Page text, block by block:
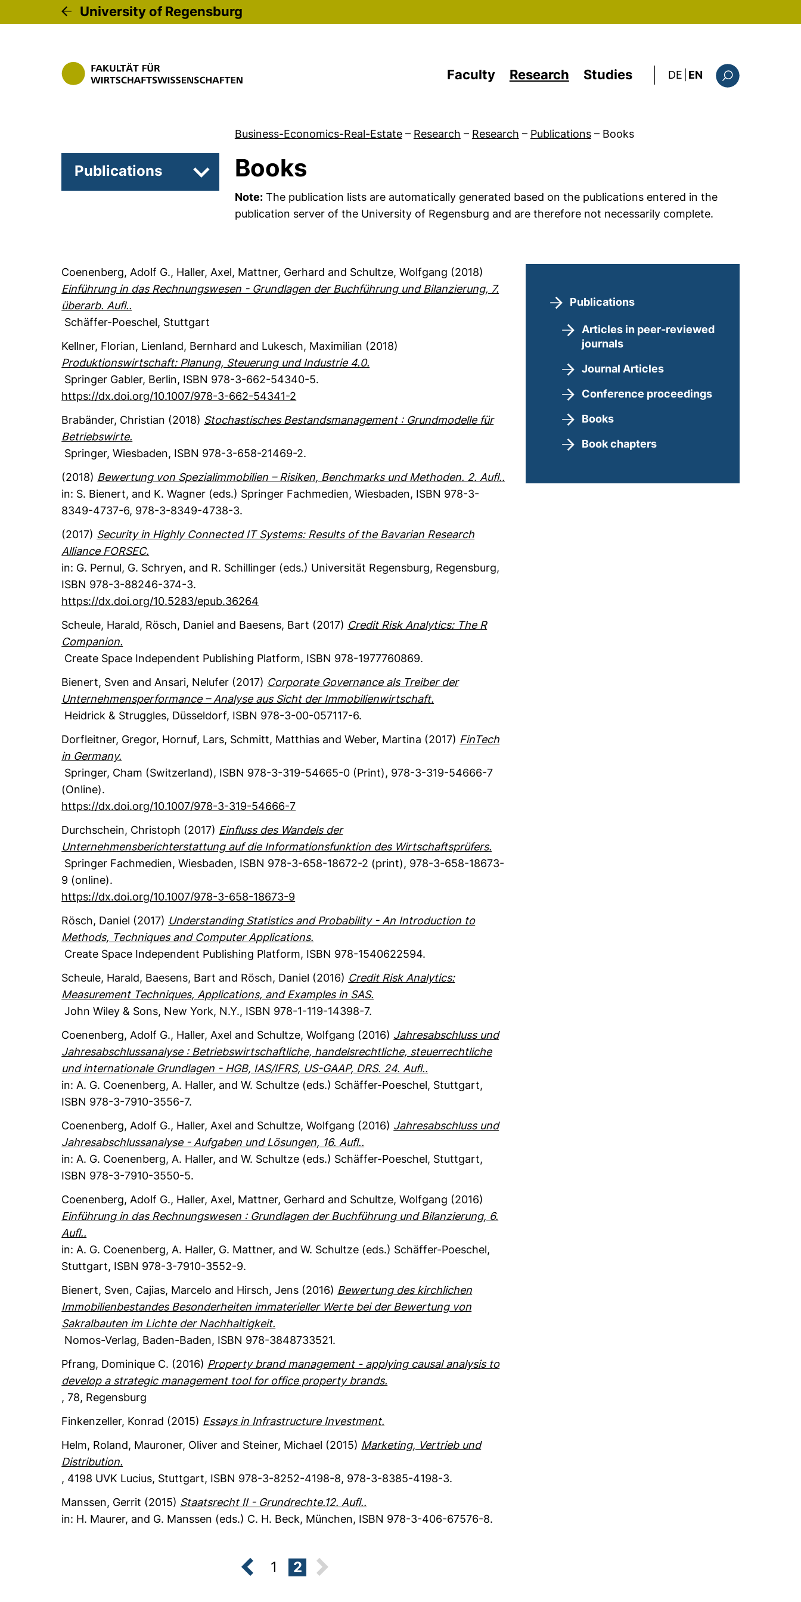
University of Regensburg
Faculty Research Studies DE: diese Seite auf
EN
Business-Economics-Real-Estate – Research – Research – Publications – Books
Publications Subpages of Articles in peer-reviewed journals
Books
Note:The publication lists are automatically generated based on the publications entered in the
publication server of the University of Regensburg and are therefore not necessarily complete.
Coenenberg, Adolf G., Haller, Axel, Mattner, Gerhard and Schultze, Wolfgang (2018)
Einführung in das Rechnungswesen - Grundlagen der Buchführung und Bilanzierung, 7.
überarb. Aufl..
Schäffer-Poeschel, Stuttgart
Kellner, Florian, Lienland, Bernhard and Lukesch, Maximilian (2018)
Produktionswirtschaft: Planung, Steuerung und Industrie 4.0.
Springer Gabler, Berlin, ISBN 978-3-662-54340-5.
https://dx.doi.org/10.1007/978-3-662-54341-2
Brabänder, Christian (2018) Stochastisches Bestandsmanagement : Grundmodelle für
Betriebswirte.
Springer, Wiesbaden, ISBN 978-3-658-21469-2.
(2018) Bewertung von Spezialimmobilien – Risiken, Benchmarks und Methoden. 2. Aufl..
in: S. Bienert, and K. Wagner (eds.) Springer Fachmedien, Wiesbaden, ISBN 978-3-
8349-4737-6, 978-3-8349-4738-3.
(2017) Security in Highly Connected IT Systems: Results of the Bavarian Research
Alliance FORSEC.
in: G. Pernul, G. Schryen, and R. Schillinger (eds.) Universität Regensburg, Regensburg,
ISBN 978-3-88246-374-3.
https://dx.doi.org/10.5283/epub.36264
Scheule, Harald, Rösch, Daniel and Baesens, Bart (2017) Credit Risk Analytics: The R
Companion.
Create Space Independent Publishing Platform, ISBN 978-1977760869.
Bienert, Sven and Ansari, Nelufer (2017) Corporate Governance als Treiber der
Unternehmensperformance – Analyse aus Sicht der Immobilienwirtschaft.
Heidrick & Struggles, Düsseldorf, ISBN 978-3-00-057117-6.
Dorfleitner, Gregor, Hornuf, Lars, Schmitt, Matthias and Weber, Martina (2017) FinTech
in Germany.
Springer, Cham (Switzerland), ISBN 978-3-319-54665-0 (Print), 978-3-319-54666-7
(Online).
https://dx.doi.org/10.1007/978-3-319-54666-7
Durchschein, Christoph (2017) Einfluss des Wandels der
Unternehmensberichterstattung auf die Informationsfunktion des Wirtschaftsprüfers.
Springer Fachmedien, Wiesbaden, ISBN 978-3-658-18672-2 (print), 978-3-658-18673-
9 (online).
https://dx.doi.org/10.1007/978-3-658-18673-9
Rösch, Daniel (2017) Understanding Statistics and Probability - An Introduction to
Methods, Techniques and Computer Applications.
Create Space Independent Publishing Platform, ISBN 978-1540622594.
Scheule, Harald, Baesens, Bart and Rösch, Daniel (2016) Credit Risk Analytics:
Measurement Techniques, Applications, and Examples in SAS.
John Wiley & Sons, New York, N.Y., ISBN 978-1-119-14398-7.
Coenenberg, Adolf G., Haller, Axel and Schultze, Wolfgang (2016) Jahresabschluss und
Jahresabschlussanalyse : Betriebswirtschaftliche, handelsrechtliche, steuerrechtliche
und internationale Grundlagen - HGB, IAS/IFRS, US-GAAP, DRS. 24. Aufl..
in: A. G. Coenenberg, A. Haller, and W. Schultze (eds.) Schäffer-Poeschel, Stuttgart,
ISBN 978-3-7910-3556-7.
Coenenberg, Adolf G., Haller, Axel and Schultze, Wolfgang (2016) Jahresabschluss und
Jahresabschlussanalyse - Aufgaben und Lösungen, 16. Aufl..
in: A. G. Coenenberg, A. Haller, and W. Schultze (eds.) Schäffer-Poeschel, Stuttgart,
ISBN 978-3-7910-3550-5.
Coenenberg, Adolf G., Haller, Axel, Mattner, Gerhard and Schultze, Wolfgang (2016)
Einführung in das Rechnungswesen : Grundlagen der Buchführung und Bilanzierung, 6.
Aufl..
in: A. G. Coenenberg, A. Haller, G. Mattner, and W. Schultze (eds.) Schäffer-Poeschel,
Stuttgart, ISBN 978-3-7910-3552-9.
Bienert, Sven, Cajias, Marcelo and Hirsch, Jens (2016) Bewertung des kirchlichen
Immobilienbestandes Besonderheiten immaterieller Werte bei der Bewertung von
Sakralbauten im Lichte der Nachhaltigkeit.
Nomos-Verlag, Baden-Baden, ISBN 978-3848733521.
Pfrang, Dominique C. (2016) Property brand management - applying causal analysis to
develop a strategic management tool for office property brands.
, 78, Regensburg
Finkenzeller, Konrad (2015) Essays in Infrastructure Investment.
Helm, Roland, Mauroner, Oliver and Steiner, Michael (2015) Marketing, Vertrieb und
Distribution.
, 4198 UVK Lucius, Stuttgart, ISBN 978-3-8252-4198-8, 978-3-8385-4198-3.
Manssen, Gerrit (2015) Staatsrecht II - Grundrechte.12. Aufl..
in: H. Maurer, and G. Manssen (eds.) C. H. Beck, München, ISBN 978-3-406-67576-8.
1 2
Publications
Articles in peer-reviewed
journals
Journal Articles
Conference proceedings
Books
Book chapters